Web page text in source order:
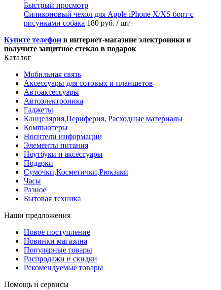
Быстрый просмотр
Силиконовый чехол для Apple iPhone X/XS борт с
рисунками собака 180 руб. / шт
Купите телефон в интернет-магазине электроники и
получите защитное стекло в подарок
Каталог
Мобильная связь
Аксессуары для сотовых и планшетов
Автоаксессуары
Автоэлектроника
Гаджеты
Канцелярия,Периферия, Расходные материалы
Компьютеры
Носители информации
Элементы питания
Ноутбуки и аксессуары
Подарки
Сумочки,Косметички,Рюкзаки
Часы
Разное
Бытовая техника
Наши предложения
Новое поступление
Новинки магазина
Популярные товары
Распродажи и скидки
Рекомендуемые товары
Помощь и сервисы